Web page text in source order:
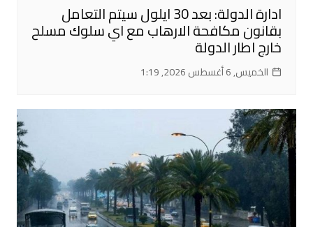
ادارة الدولة: بعد 30 ايلول سيتم التعامل
بقانون مكافحة الارهاب مع اي سلوك مسلح
خارج اطار الدولة
الخميس, 6 أغسطس 2026, 1:19